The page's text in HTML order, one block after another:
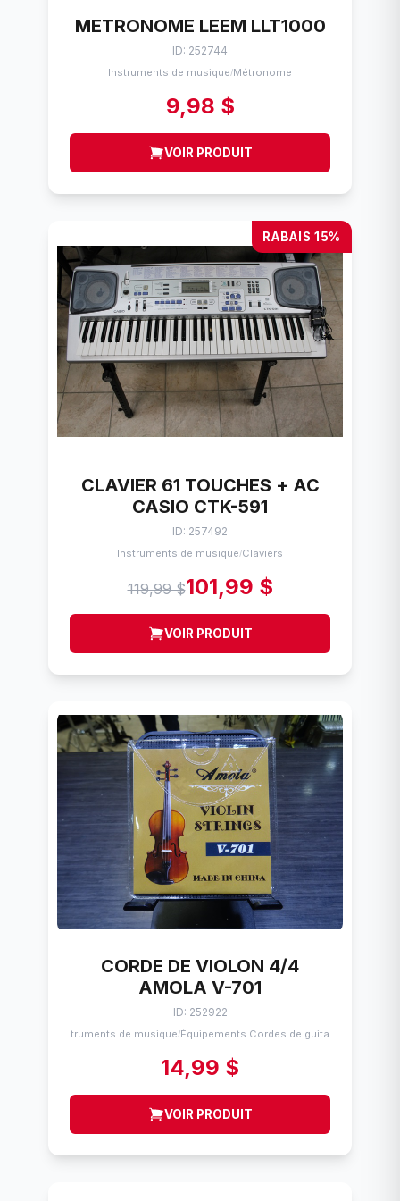
METRONOME LEEM LLT1000
ID: 252744
Instruments de musique/Métronome
9,98 $
VOIR PRODUIT
RABAIS 15%
CLAVIER 61 TOUCHES + AC
CASIO CTK-591
ID: 257492
Instruments de musique/Claviers
119,99 $101,99 $
VOIR PRODUIT
CORDE DE VIOLON 4/4
AMOLA V-701
ID: 252922
Instruments de musique/Équipements Cordes de guitares
14,99 $
VOIR PRODUIT